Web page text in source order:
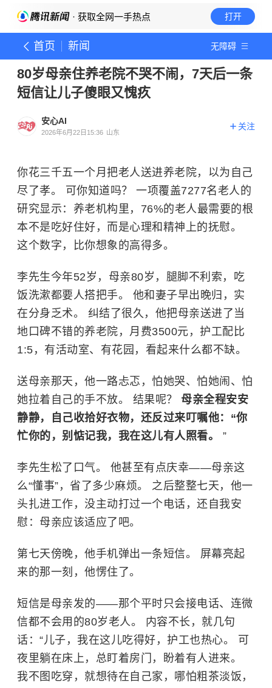
· 获取全网一手热点 打开
首页 新闻 无障碍
80岁母亲住养老院不哭不闹，7天后一条
短信让儿子傻眼又愧疚
安心AI
2026年6月22日15:36 山东
关注
你花三千五一个月把老人送进养老院，以为自己
尽了孝。 可你知道吗？ 一项覆盖7277名老人的
研究显示：养老机构里，76%的老人最需要的根
本不是吃好住好，而是心理和精神上的抚慰。
这个数字，比你想象的高得多。
李先生今年52岁，母亲80岁，腿脚不利索，吃
饭洗漱都要人搭把手。 他和妻子早出晚归，实
在分身乏术。 纠结了很久，他把母亲送进了当
地口碑不错的养老院，月费3500元，护工配比
1:5，有活动室、有花园，看起来什么都不缺。
送母亲那天，他一路忐忑，怕她哭、怕她闹、怕
她拉着自己的手不放。 结果呢？ 母亲全程安安
静静，自己收拾好衣物，还反过来叮嘱他：“你
忙你的，别惦记我，我在这儿有人照看。 ”
李先生松了口气。 他甚至有点庆幸——母亲这
么“懂事”，省了多少麻烦。 之后整整七天，他一
头扎进工作，没主动打过一个电话，还自我安
慰：母亲应该适应了吧。
第七天傍晚，他手机弹出一条短信。 屏幕亮起
来的那一刻，他愣住了。
短信是母亲发的——那个平时只会接电话、连微
信都不会用的80岁老人。 内容不长，就几句
话：“儿子，我在这儿吃得好，护工也热心。 可
夜里躺在床上，总盯着房门，盼着有人进来。
我不图吃穿，就想待在自己家，哪怕粗茶淡饭，